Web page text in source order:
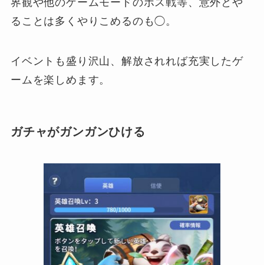
界観や他のゲームモードのボス戦等、意外とや
ることは多くやりこめるのも◯。
イベントも盛り沢山、解放されれば充実したゲ
ームを楽しめます。
ガチャがガンガンひける